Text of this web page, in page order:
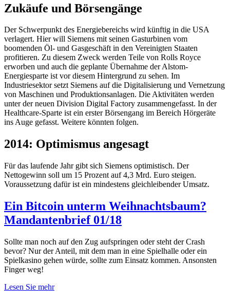
Zukäufe und Börsengänge
Der Schwerpunkt des Energiebereichs wird künftig in die USA
verlagert. Hier will Siemens mit seinen Gasturbinen vom
boomenden Öl- und Gasgeschäft in den Vereinigten Staaten
profitieren. Zu diesem Zweck werden Teile von Rolls Royce
erworben und auch die geplante Übernahme der Alstom-
Energiesparte ist vor diesem Hintergrund zu sehen. Im
Industriesektor setzt Siemens auf die Digitalisierung und Vernetzung
von Maschinen und Produktionsanlagen. Die Aktivitäten werden
unter der neuen Division Digital Factory zusammengefasst. In der
Healthcare-Sparte ist ein erster Börsengang im Bereich Hörgeräte
ins Auge gefasst. Weitere könnten folgen.
2014: Optimismus angesagt
Für das laufende Jahr gibt sich Siemens optimistisch. Der
Nettogewinn soll um 15 Prozent auf 4,3 Mrd. Euro steigen.
Voraussetzung dafür ist ein mindestens gleichleibender Umsatz.
Ein Bitcoin unterm Weihnachtsbaum?
Mandantenbrief 01/18
Sollte man noch auf den Zug aufspringen oder steht der Crash
bevor? Nur der Anteil, mit dem man in eine Spielhalle oder ein
Spielkasino gehen würde, sollte zum Einsatz kommen. Ansonsten
Finger weg!
Lesen Sie mehr